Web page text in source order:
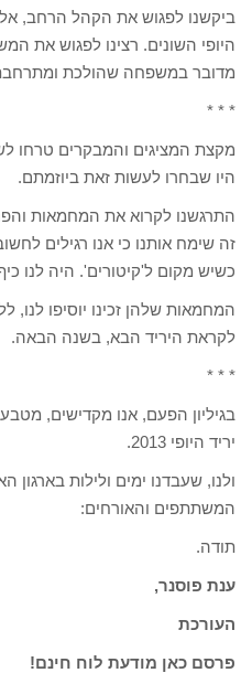
ביקשנו לפגוש את הקהל הרחב,
היופי השונים. רצינו לפגוש את
מדובר במשפחה שהולכת
* * *
מקצת המציגים והמבקרים טרחו
היו שבחרו לעשות זאת ביוזמתם.
התרגשנו לקרוא את המחמאות
זה שימח אותנו כי אנו רגילים
כשיש מקום ל'קיטורים'. היה לנו
המחמאות שלהן זכינו יוסיפו
לקראת היריד הבא, בשנה הבאה.
* * *
בגיליון הפעם, אנו מקדישים,
יריד היופי 2013.
ולנו, שעבדנו ימים ולילות
המשתתפים והאורחים:
תודה.
ענת פוסנר,
העורכת
פרסם כאן מודעת לוח חינם!